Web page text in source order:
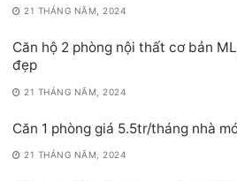
21 THÁNG NĂM, 2024
Căn hộ 2 phòng nội thất cơ bản
đẹp
21 THÁNG NĂM, 2024
Căn 1 phòng giá 5.5tr/tháng nhà
21 THÁNG NĂM, 2024